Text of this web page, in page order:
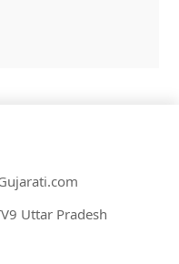
Uttar Pradesh